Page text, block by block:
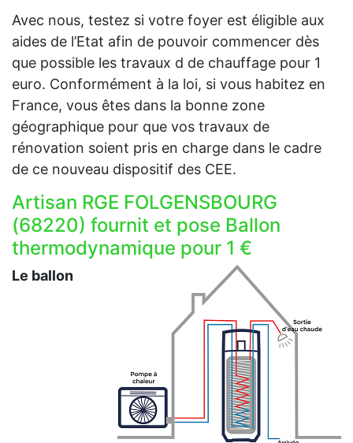
Avec nous, testez si votre foyer est éligible aux
aides de l’Etat afin de pouvoir commencer dès
que possible les travaux d de chauffage pour 1
euro. Conformément à la loi, si vous habitez en
France, vous êtes dans la bonne zone
géographique pour que vos travaux de
rénovation soient pris en charge dans le cadre
de ce nouveau dispositif des CEE.
Artisan RGE FOLGENSBOURG
(68220) fournit et pose Ballon
thermodynamique pour 1 €
Le ballon